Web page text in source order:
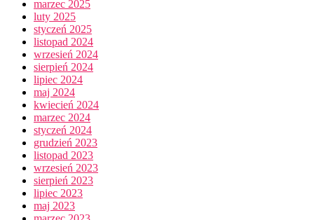
marzec 2025
luty 2025
styczeń 2025
listopad 2024
wrzesień 2024
sierpień 2024
lipiec 2024
maj 2024
kwiecień 2024
marzec 2024
styczeń 2024
grudzień 2023
listopad 2023
wrzesień 2023
sierpień 2023
lipiec 2023
maj 2023